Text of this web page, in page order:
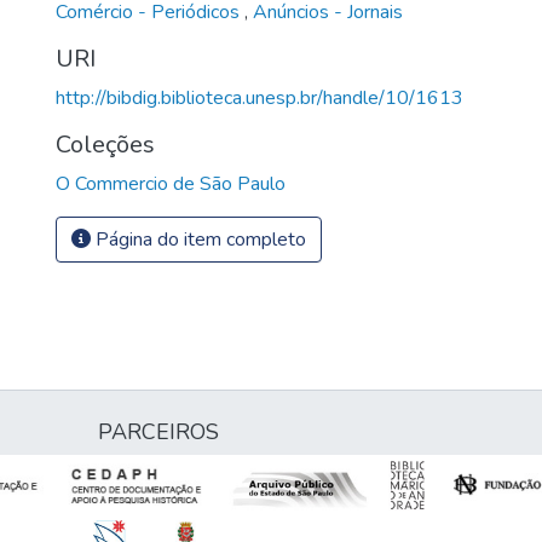
Comércio - Periódicos , Anúncios - Jornais
URI
http://bibdig.biblioteca.unesp.br/handle/10/1613
Coleções
O Commercio de São Paulo
Página do item completo
PARCEIROS